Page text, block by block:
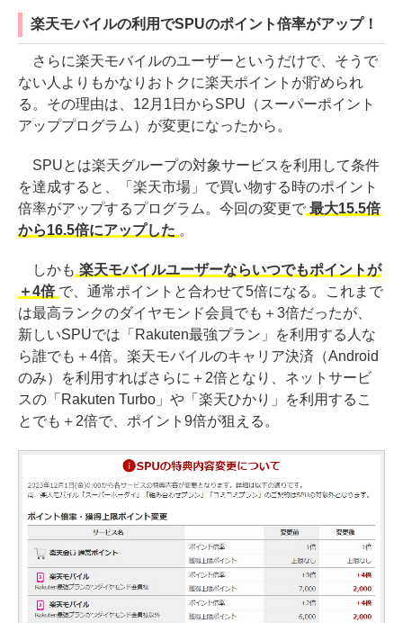
楽天モバイルの利用でSPUのポイント倍率がアップ！
さらに楽天モバイルのユーザーというだけで、そうで
ない人よりもかなりおトクに楽天ポイントが貯められ
る。その理由は、12月1日からSPU（スーパーポイント
アッププログラム）が変更になったから。
SPUとは楽天グループの対象サービスを利用して条件
を達成すると、「楽天市場」で買い物する時のポイント
倍率がアップするプログラム。今回の変更で最大15.5倍
から16.5倍にアップした 。
しかも 楽天モバイルユーザーならいつでもポイントが
＋4倍 で、通常ポイントと合わせて5倍になる。これまで
は最高ランクのダイヤモンド会員でも＋3倍だったが、
新しいSPUでは「Rakuten最強プラン」を利用する人な
ら誰でも＋4倍。楽天モバイルのキャリア決済（Android
のみ）を利用すればさらに＋2倍となり、ネットサービ
スの「Rakuten Turbo」や「楽天ひかり」を利用するこ
とでも＋2倍で、ポイント9倍が狙える。